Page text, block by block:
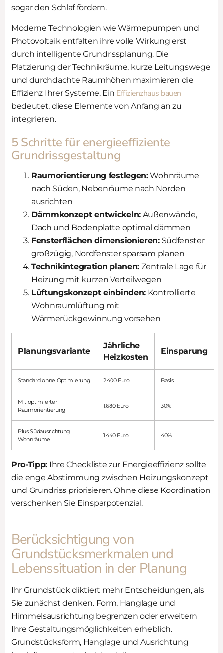
sogar den Schlaf fördern.
Moderne Technologien wie Wärmepumpen und
Photovoltaik entfalten ihre volle Wirkung erst
durch intelligente Grundrissplanung. Die
Platzierung der Technikräume, kurze Leitungswege
und durchdachte Raumhöhen maximieren die
Effizienz Ihrer Systeme. Ein Effizienzhaus bauen
bedeutet, diese Elemente von Anfang an zu
integrieren.
5 Schritte für energieeffiziente
Grundrissgestaltung
Raumorientierung festlegen:Wohnräume
nach Süden, Nebenräume nach Norden
ausrichten
Dämmkonzept entwickeln:Außenwände,
Dach und Bodenplatte optimal dämmen
Fensterflächen dimensionieren:Südfenster
großzügig, Nordfenster sparsam planen
Technikintegration planen: Zentrale Lage für
Heizung mit kurzen Verteilwegen
Lüftungskonzept einbinden: Kontrollierte
Wohnraumlüftung mit
Wärmerückgewinnung vorsehen
Planungsvariante
Jährliche
Heizkosten
Einsparung
Standard ohne Optimierung 2.400 Euro Basis
Mit optimierter
Raumorientierung
1.680 Euro 30%
Plus Südausrichtung
Wohnräume
1.440 Euro 40%
Pro-Tipp: Ihre Checkliste zur Energieeffizienz sollte
die enge Abstimmung zwischen Heizungskonzept
und Grundriss priorisieren. Ohne diese Koordination
verschenken Sie Einsparpotenzial.
Berücksichtigung von
Grundstücksmerkmalen und
Lebenssituation in der Planung
Ihr Grundstück diktiert mehr Entscheidungen, als
Sie zunächst denken. Form, Hanglage und
Himmelsausrichtung begrenzen oder erweitern
Ihre Gestaltungsmöglichkeiten erheblich.
Grundstücksform, Hanglage und Ausrichtung